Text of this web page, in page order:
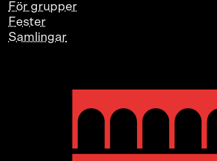
För grupper
Fester
Samlingar